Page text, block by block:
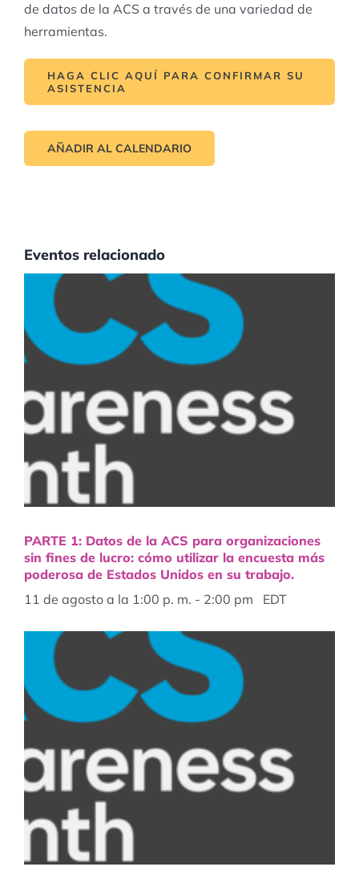
de datos de la ACS a través de una variedad de
herramientas.
HAGA CLIC AQUÍ PARA CONFIRMAR SU
ASISTENCIA
AÑADIR AL CALENDARIO
Eventos relacionado
PARTE 1: Datos de la ACS para organizaciones
sin fines de lucro: cómo utilizar la encuesta más
poderosa de Estados Unidos en su trabajo.
11 de agosto a la 1:00 p. m. - 2:00 pm EDT